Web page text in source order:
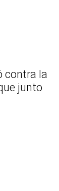
contra la
junto